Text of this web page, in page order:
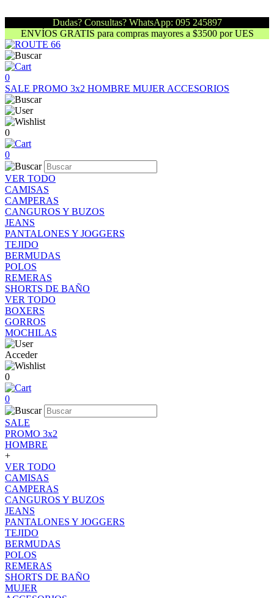
Dudas? Consultas? WhatsApp: 095 245897
ENVÍOS GRATIS para compras mayores a $3500 por UES
0
SALE PROMO 3x2 HOMBRE MUJER ACCESORIOS
0
0
VER TODO
CAMISAS
CAMPERAS
CANGUROS Y BUZOS
JEANS
PANTALONES Y JOGGERS
TEJIDO
BERMUDAS
POLOS
REMERAS
SHORTS DE BAÑO
VER TODO
BOXERS
GORROS
MOCHILAS
Acceder
0
0
SALE
PROMO 3x2
HOMBRE
+
VER TODO
CAMISAS
CAMPERAS
CANGUROS Y BUZOS
JEANS
PANTALONES Y JOGGERS
TEJIDO
BERMUDAS
POLOS
REMERAS
SHORTS DE BAÑO
MUJER